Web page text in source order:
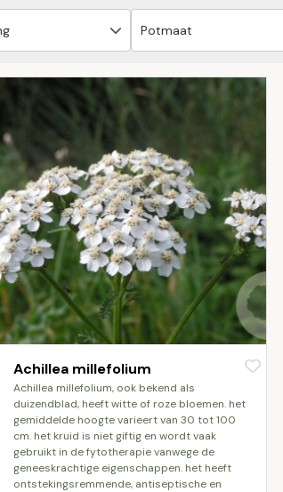
Achillea millefolium
achillea millefolium, ook bekend als
duizendblad, heeft witte of roze bloemen. het
gemiddelde hoogte varieert van 30 tot 100
cm. het kruid is niet giftig en wordt vaak
gebruikt in de fytotherapie vanwege de
geneeskrachtige eigenschappen. het heeft
ontstekingsremmende, antiseptische en